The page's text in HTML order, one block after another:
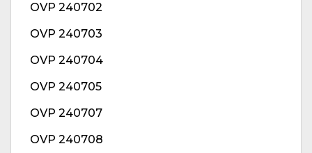
OVP 240702
OVP 240703
OVP 240704
OVP 240705
OVP 240707
OVP 240708